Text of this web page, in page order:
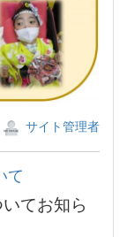
サイト管理者
て
てお知ら